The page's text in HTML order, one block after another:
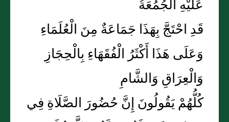
عَلَيْهِ الْجُمُعَةُ
قَدِ احْتَجَّ بِهَذَا جَمَاعَةٌ مِنَ الْعُلَمَاءِ
وَعَلَى هَذَا أَكْثَرُ الْفُقَهَاءِ بِالْحِجَازِ
وَالْعِرَاقِ وَالشَّامِ
كُلُّهُمْ يَقُولُونَ إِنَّ حُضُورَ الصَّلَاةِ فِي